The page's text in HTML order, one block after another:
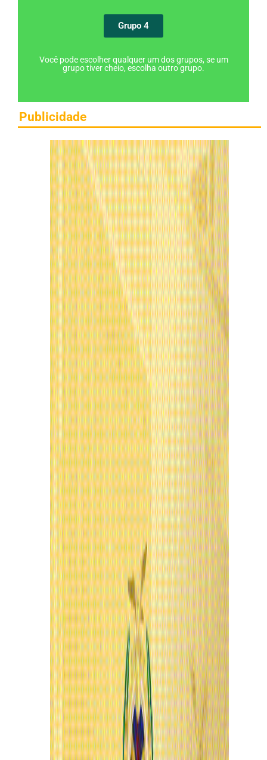
Grupo 4
Você pode escolher qualquer um dos grupos, se um
grupo tiver cheio, escolha outro grupo.
Publicidade